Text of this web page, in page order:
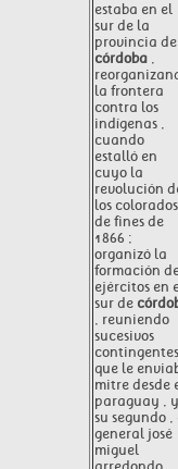
estaba en el
sur de la
provincia de
córdoba ,
la frontera
contra los
indígenas ,
cuando
estalló en
cuyo la
revolución
los colorados
de fines de
1866 ;
organizó la
formación
ejércitos en
sur de
, reuniendo
sucesivos
contingentes
que le
mitre desde
paraguay , y
su segundo ,
general josé
miguel